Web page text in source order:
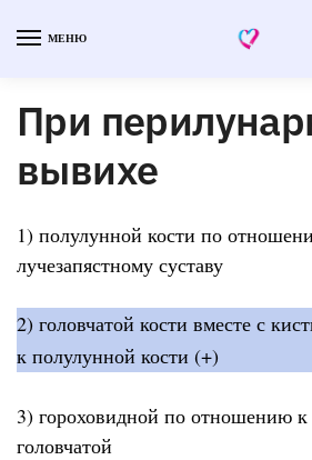
МЕНЮ
При
вывихе
1) полулунной кости по
лучезапястному суставу
2) головчатой кости вместе с
к полулунной кости (+)
3) гороховидной по отношению к
головчатой